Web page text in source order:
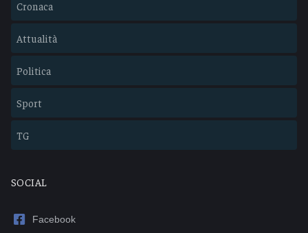
Cronaca
Attualità
Politica
Sport
TG
SOCIAL
Facebook